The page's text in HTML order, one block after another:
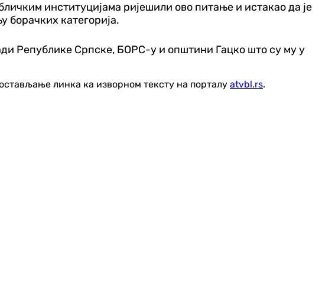
институцијама ријешили ово питање и истакао да је
борачких категорија.
Републике Српске, БОРС-у и општини Гацко што су му у
линка ка изворном тексту на порталу atvbl.rs.